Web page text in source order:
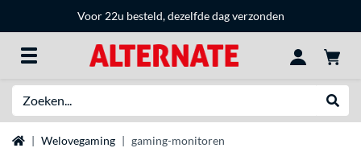
Voor 22u besteld, dezelfde dag verzonden
HomeWelovegaming gaming-monitoren